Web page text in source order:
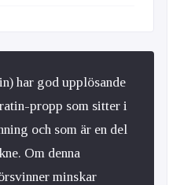
har god upplösande
propp som sitter i
och som är en del
Om denna
minskar